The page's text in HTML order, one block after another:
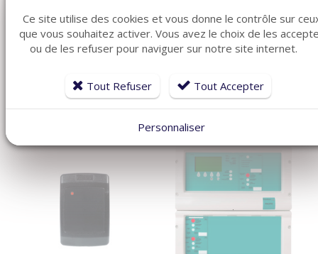
ARTICLES CONNEXES
également ces produits plébiscités par nos clients
Ce site utilise des cookies et vous donne le contrôle sur
que vous souhaitez activer. Vous avez le choix de les
ou de les refuser pour naviguer sur notre site internet.
Tout Refuser Tout Accepter
Personnaliser